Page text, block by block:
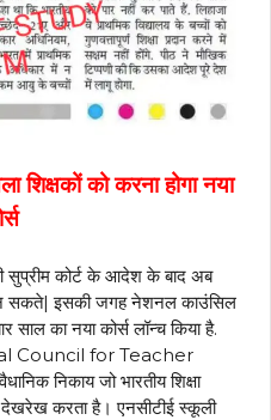
शिक्षकों को करना होगा नया
सुप्रीम कोर्ट के आदेश के बाद अब
बन सकते| इसकी जगह नेशनल काउंसिल
का नया कोर्स लॉन्च किया है.
Council for Teacher
निकाय जो भारतीय शिक्षा
करता है। एनसीटीई स्कूली